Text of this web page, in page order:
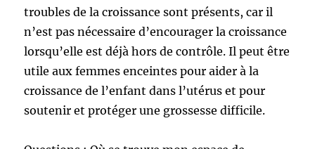
troubles de la croissance sont présents, car il
n’est pas nécessaire d’encourager la croissance
lorsqu’elle est déjà hors de contrôle. Il peut être
utile aux femmes enceintes pour aider à la
croissance de l’enfant dans l’utérus et pour
soutenir et protéger une grossesse difficile.